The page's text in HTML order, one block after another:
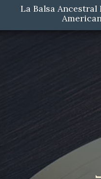
La Balsa Ancestral